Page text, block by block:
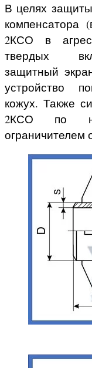
В целях
компенсатора
2КСО в
твердых
защитный
устройство
кожух. Также
2КСО по
ограничителем